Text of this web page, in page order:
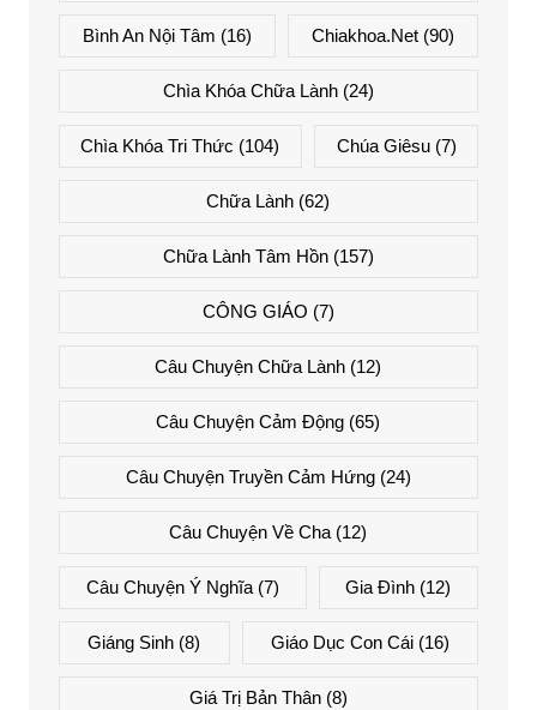
Bình An Nội Tâm (16) Chiakhoa.net (90)
Chìa Khóa Chữa Lành(24)
Chìa Khóa Tri Thức (104) Chúa Giêsu(7)
Chữa Lành (62)
Chữa Lành Tâm Hồn(157)
CÔNG GIÁO (7)
Câu Chuyện Chữa Lành (12)
Câu Chuyện Cảm Động (65)
Câu Chuyện Truyền Cảm Hứng(24)
Câu Chuyện Về Cha (12)
Câu Chuyện Ý Nghĩa(7) Gia Đình (12)
Giáng Sinh (8) Giáo Dục Con Cái(16)
Giá Trị Bản Thân(8)